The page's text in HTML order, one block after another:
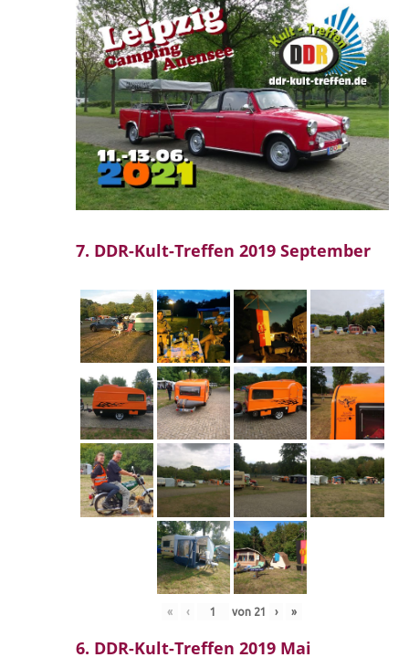
7. DDR-Kult-Treffen 2019 September
« ‹ von 21 › »
6. DDR-Kult-Treffen 2019 Mai